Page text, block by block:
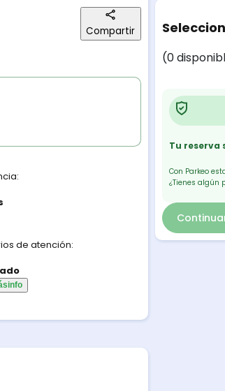
Compartir
de atención:
info
(0
Tu reserva
Con Parkeo
¿Tienes algún